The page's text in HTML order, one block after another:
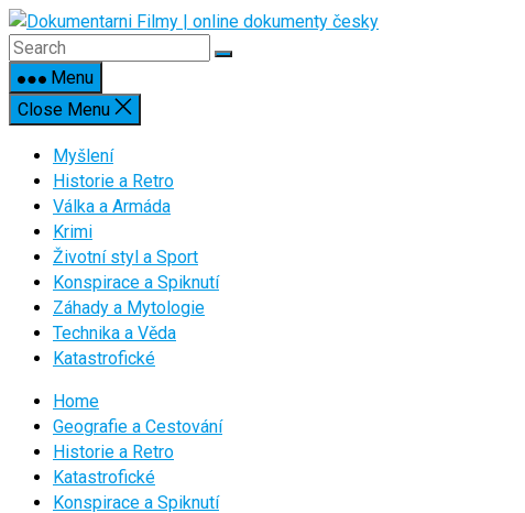
Skip
to
contentMenu
Close Menu
Myšlení
Historie a Retro
Válka a Armáda
Krimi
Životní styl a Sport
Konspirace a Spiknutí
Záhady a Mytologie
Technika a Věda
Katastrofické
Home
Geografie a Cestování
Historie a Retro
Katastrofické
Konspirace a Spiknutí